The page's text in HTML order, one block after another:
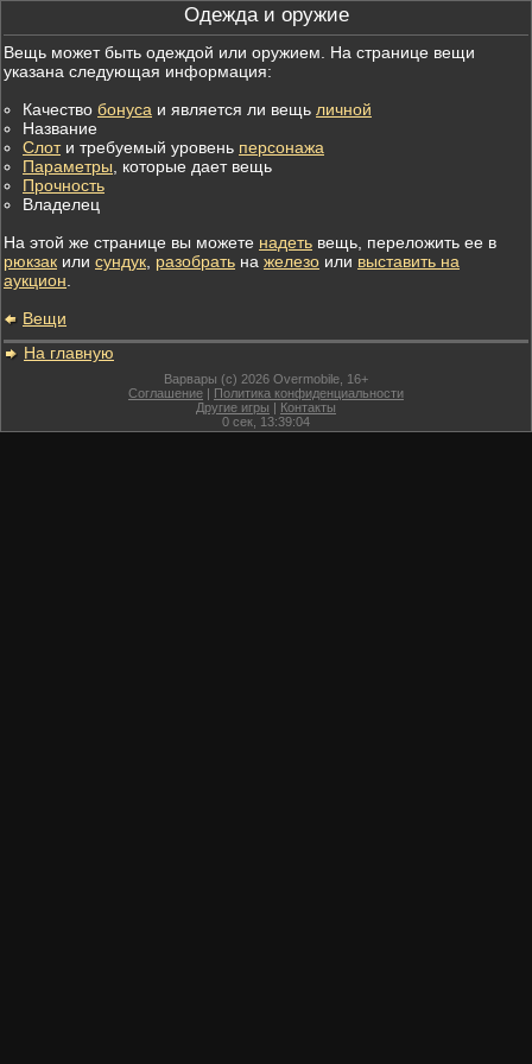
Одежда и оружие
Вещь может быть одеждой или оружием. На странице вещи
указана следующая информация:
Качество бонуса и является ли вещь личной
Название
Слоти требуемый уровень персонажа
Параметры , которые дает вещь
Прочность
Владелец
На этой же странице вы можете надеть вещь, переложить ее в
рюкзак или сундук разобрать на железо или выставить на
аукцион
Вещи
На главную
Варвары (c) 2026 Overmobile, 16+
Соглашение | Политика конфиденциальности
Другие игры | Контакты
0 сек, 13:39:04